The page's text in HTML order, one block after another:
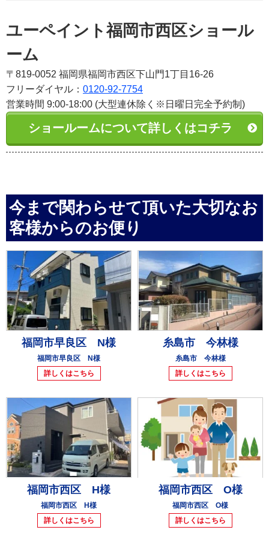
ユーペイント福岡市西区ショール
ーム
〒819-0052 福岡県福岡市西区下山門1丁目16-26
フリーダイヤル： 0120-92-7754
営業時間 9:00-18:00 (大型連休除く※日曜日完全予約制)
ショールームについて詳しくはコチラ
今まで関わらせて頂いた大切なお
客様からのお便り
福岡市早良区 N様
福岡市早良区 N様
詳しくはこちら
糸島市 今林様
糸島市 今林様
詳しくはこちら
福岡市西区 H様
福岡市西区 H様
詳しくはこちら
福岡市西区 O様
福岡市西区 O様
詳しくはこちら